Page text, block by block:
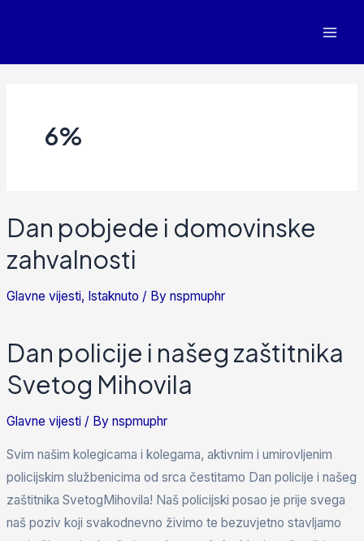
6%
Dan pobjede i domovinske
zahvalnosti
Glavne vijesti, Istaknuto / Bynspmuphr
Dan policije i našeg zaštitnika
Svetog Mihovila
Glavne vijesti / Bynspmuphr
Svim našim kolegicama i kolegama, aktivnim i umirovljenim
policijskim službenicima od srca čestitamo Dan policije i našeg
zaštitnika SvetogMihovila! Naš policijski posao je prije svega
naš poziv koji svakodnevno živimo te bezuvjetno stavljamo